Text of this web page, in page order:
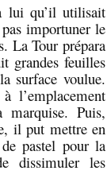
qu’il utilisait
importuner le
La Tour prépara
grandes feuilles
surface voulue.
l’emplacement
Puis,
il put mettre en
pastel pour la
dissimuler les